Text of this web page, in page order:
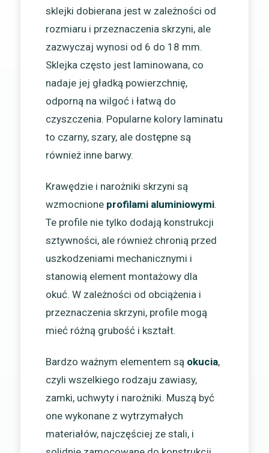
sklejki dobierana jest w zależności od
rozmiaru i przeznaczenia skrzyni, ale
zazwyczaj wynosi od 6 do 18 mm.
Sklejka często jest laminowana, co
nadaje jej gładką powierzchnię,
odporną na wilgoć i łatwą do
czyszczenia. Popularne kolory laminatu
to czarny, szary, ale dostępne są
również inne barwy.
Krawędzie i narożniki skrzyni są
wzmocnione profilami aluminiowymi.
Te profile nie tylko dodają konstrukcji
sztywności, ale również chronią przed
uszkodzeniami mechanicznymi i
stanowią element montażowy dla
okuć. W zależności od obciążenia i
przeznaczenia skrzyni, profile mogą
mieć różną grubość i kształt.
Bardzo ważnym elementem są okucia,
czyli wszelkiego rodzaju zawiasy,
zamki, uchwyty i narożniki. Muszą być
one wykonane z wytrzymałych
materiałów, najczęściej ze stali, i